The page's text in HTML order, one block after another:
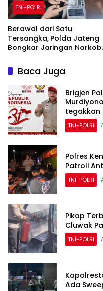
TNI-POLRI
Berawal dari Satu
Tersangka, Polda Jateng
Bongkar Jaringan
18,59 Gram Sabu
Baca Juga
Brigjen
tegakkan
keadilan
TNI-POLRI
Polres
Patroli
TNI-POLRI
Pikap
Cluwak
TNI-POLRI
Ada